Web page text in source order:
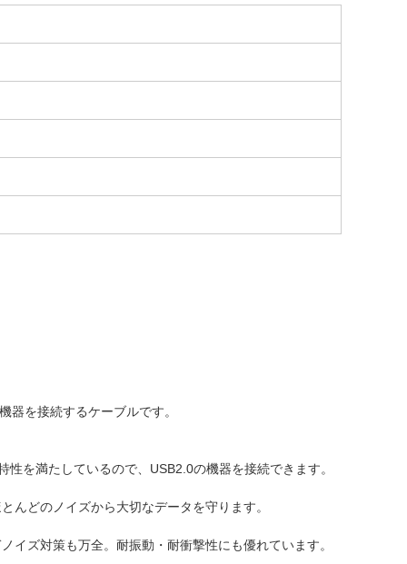
を接続するケーブルです。
を満たしているので、USB2.0の機器を接続できます。
どのノイズから大切なデータを守ります。
ズ対策も万全。耐振動・耐衝撃性にも優れています。